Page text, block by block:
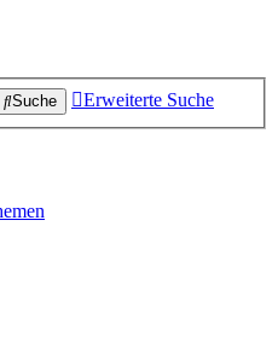
Suche Erweiterte Suche